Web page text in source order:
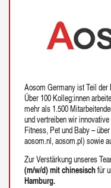
Aosom Germany ist Teil
Über 100 Kolleg:innen
mehr als 1.500
und vertreiben wir
Fitness, Pet und Baby –
aosom.nl, aosom.pl) sowie
Zur Verstärkung unseres
(m/w/d) mit chinesischfür
Hamburg.